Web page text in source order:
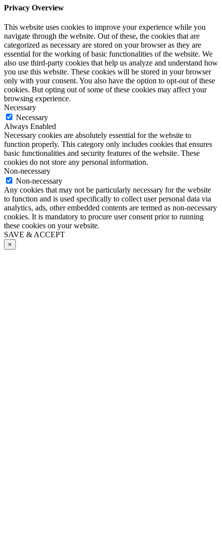
Privacy Overview
This website uses cookies to improve your experience while you
navigate through the website. Out of these, the cookies that are
categorized as necessary are stored on your browser as they are
essential for the working of basic functionalities of the website. We
also use third-party cookies that help us analyze and understand how
you use this website. These cookies will be stored in your browser
only with your consent. You also have the option to opt-out of these
cookies. But opting out of some of these cookies may affect your
browsing experience.
Necessary
Necessary
Always Enabled
Necessary cookies are absolutely essential for the website to
function properly. This category only includes cookies that ensures
basic functionalities and security features of the website. These
cookies do not store any personal information.
Non-necessary
Non-necessary
Any cookies that may not be particularly necessary for the website
to function and is used specifically to collect user personal data via
analytics, ads, other embedded contents are termed as non-necessary
cookies. It is mandatory to procure user consent prior to running
these cookies on your website.
SAVE & ACCEPT
×